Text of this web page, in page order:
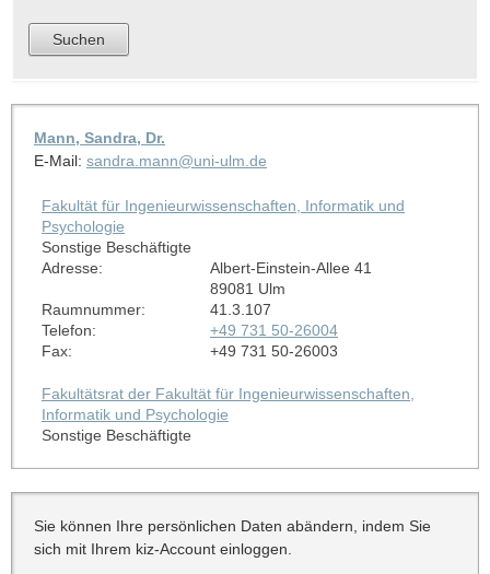
Mann, Sandra, Dr.
E-Mail: sandra.mann@uni-ulm.de
Fakultät für Ingenieurwissenschaften, Informatik und
Psychologie
Sonstige Beschäftigte
Adresse:
Albert-Einstein-Allee 41
89081 Ulm
Raumnummer:
41.3.107
Telefon:
+49 731 50-26004
Fax:
+49 731 50-26003
Fakultätsrat der Fakultät für Ingenieurwissenschaften,
Informatik und Psychologie
Sonstige Beschäftigte
Sie können Ihre persönlichen Daten abändern, indem Sie
sich mit Ihrem kiz-Account einloggen.